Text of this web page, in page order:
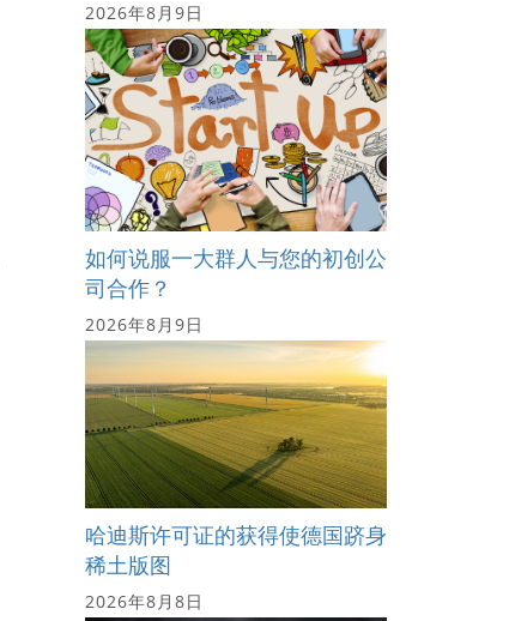
2026年8月9日
如何说服一大群人与您的初创公
司合作？
2026年8月9日
哈迪斯许可证的获得使德国跻身
稀土版图
2026年8月8日